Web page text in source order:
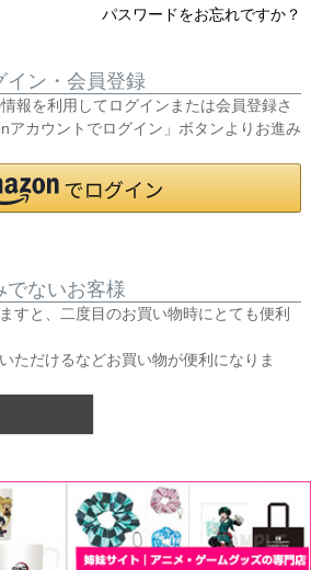
パスワードをお忘れですか？
イン・会員登録
報を利用してログインまたは会員登録さ
アカウントでログイン」ボタンよりお進み
でないお客様
すと、二度目のお買い物時にとても便利
ただけるなどお買い物が便利になりま